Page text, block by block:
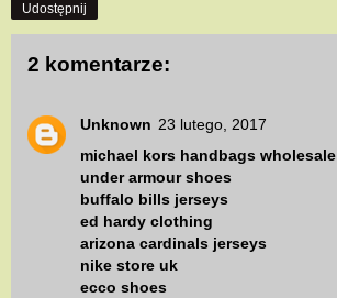
Udostępnij
2 komentarze:
Unknown 23 lutego, 2017
michael kors handbags wholesale
under armour shoes
buffalo bills jerseys
ed hardy clothing
arizona cardinals jerseys
nike store uk
ecco shoes